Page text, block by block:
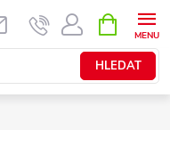
HLEDAT
NÁKUPNÍ
KOŠÍK